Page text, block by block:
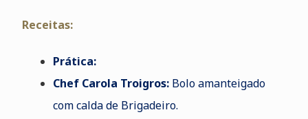
Receitas:
Prática:
Chef Carola Troigros: Bolo amanteigado
com calda de Brigadeiro.